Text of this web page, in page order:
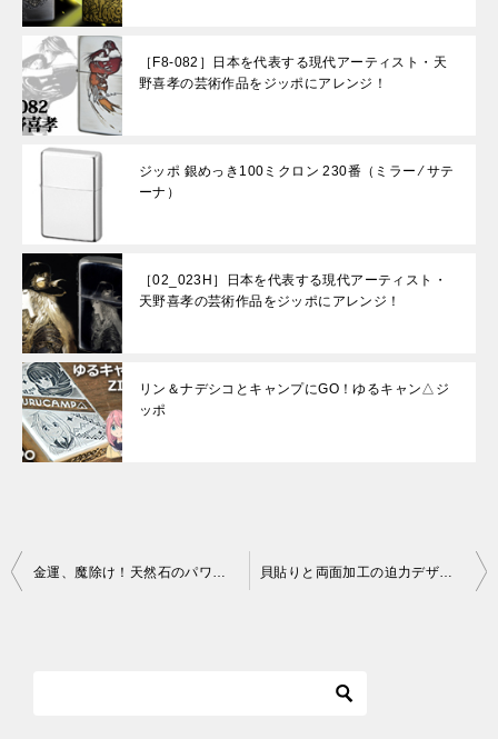
［F8-082］日本を代表する現代アーティスト・天
野喜孝の芸術作品をジッポにアレンジ！
ジッポ 銀めっき100ミクロン 230番（ミラー ⁄ サテ
ーナ）
［02_023H］日本を代表する現代アーティスト・
天野喜孝の芸術作品をジッポにアレンジ！
リン＆ナデシコとキャンプにGO！ゆるキャン△ジ
ッポ
投
金運、魔除け！天然石のパワーストーンジッポ登場！ 貝貼りと両面加工の迫力デザイン！ジッポ・シェルシールド